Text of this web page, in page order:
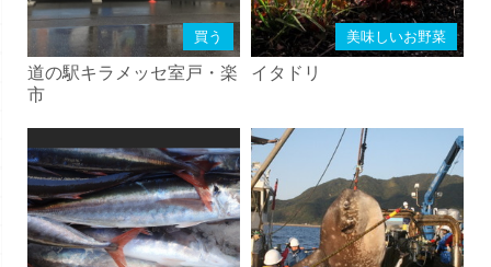
買う
道の駅キラメッセ室戸・楽
市
美味しいお野菜
イタドリ